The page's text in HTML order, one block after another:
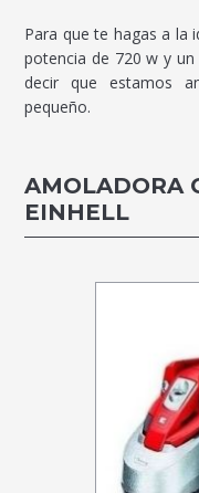
Para que te hagas a la
potencia de 720 w y
decir que estamos
pequeño.
AMOLADORA
EINHELL